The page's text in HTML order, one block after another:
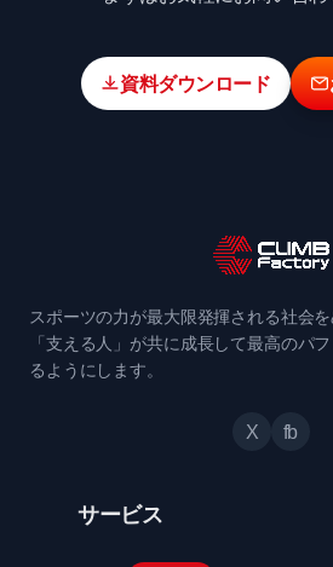
資料ダウンロード
スポーツの力が最大限発揮される社会
「支える人」が共に成長して最高のパ
るようにします。
X fb
サービス